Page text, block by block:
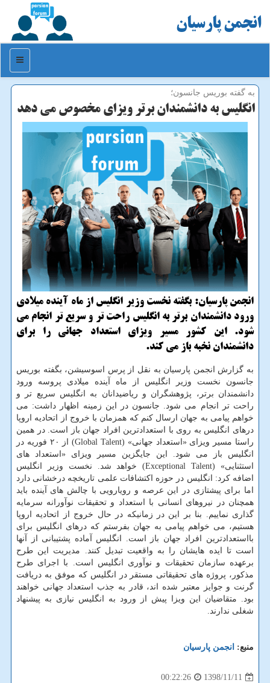
انجمن پارسیان
منو
به گفته بوریس جانسون؛
انگلیس به دانشمندان برتر ویزای مخصوص می دهد
انجمن پارسیان: بگفته نخست وزیر انگلیس از ماه آینده میلادی
ورود دانشمندان برتر به انگلیس راحت تر و سریع تر انجام می
شود. این كشور مسیر ویزای استعداد جهانی را برای
دانشمندان نخبه باز می كند.
به گزارش انجمن پارسیان به نقل از پرس اسوسیشن، بگفته بوریس
جانسون نخست وزیر انگلیس از ماه آینده میلادی پروسه ورود
دانشمندان برتر، پژوهشگران و ریاضیدانان به انگلیس سریع تر و
راحت تر انجام می شود. جانسون در این زمینه اظهار داشت: می
خواهم پیامی به جهان ارسال كنم كه همزمان با خروج از اتحادیه اروپا
درهای انگلیس به روی با استعدادترین افراد جهان باز است. در همین
راستا مسیر ویزای «استعداد جهانی» (Global Talent) از ۲۰ فوریه در
انگلیس باز می شود. این جایگزین مسیر ویزای «استعداد های
استثنایی» (Exceptional Talent) خواهد شد. نخست وزیر انگلیس
اضافه كرد: انگلیس در حوزه اكتشافات علمی تاریخچه درخشانی دارد
اما برای پیشتازی در این عرصه و رویارویی با چالش های آینده باید
همچنان در نیروهای انسانی با استعداد و تحقیقات نوآورانه سرمایه
گذاری نماییم. بنا بر این در زمانیكه در حال خروج از اتحادیه اروپا
هستیم، می خواهم پیامی به جهان بفرستم كه درهای انگلیس برای
بااستعدادترین افراد جهان باز است. انگلیس آماده پشتیبانی از آنها
است تا ایده هایشان را به واقعیت تبدیل كنند. مدیریت این طرح
برعهده سازمان تحقیقات و نوآوری انگلیس است. با اجرای طرح
مذكور، پروژه های تحقیقاتی مستقر در انگلیس كه موفق به دریافت
گرنت و جوایز معتبر شده اند، قادر به جذب استعداد جهانی خواهند
بود. متقاضیان این ویزا پیش از ورود به انگلیس نیازی به پیشنهاد
شغلی ندارند.
منبع: انجمن پارسیان
1398/11/11
00:22:26